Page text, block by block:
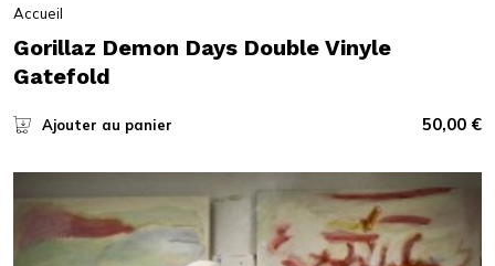
Accueil
Gorillaz Demon Days Double Vinyle
Gatefold
Ajouter au panier 50,00 €